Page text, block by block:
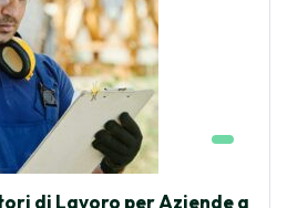
di Lavoro per Aziende a